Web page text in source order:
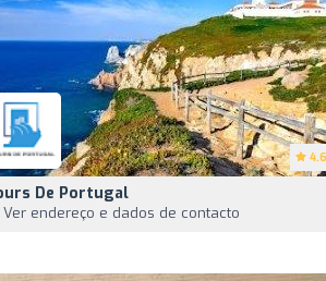
4.6
De Portugal
Ver endereço e dados de contacto